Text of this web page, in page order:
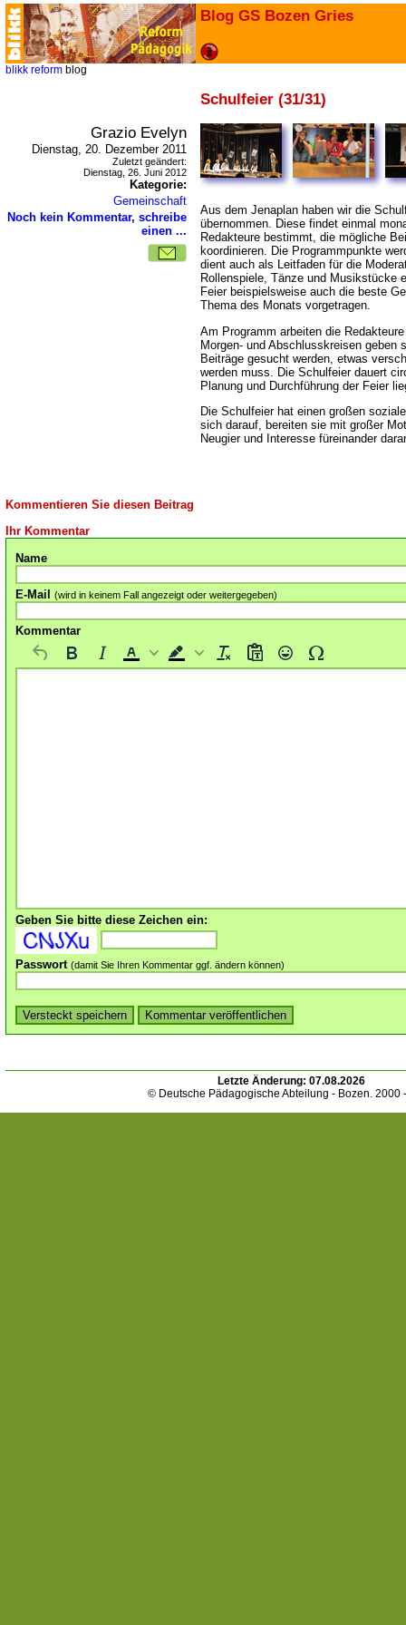
Blog GS Bozen Gries
blikk reform blog
Schulfeier (31/31)
Grazio Evelyn
Dienstag, 20. Dezember 2011
Zuletzt geändert:
Dienstag, 26. Juni 2012
Kategorie:
Gemeinschaft
Noch kein Kommentar, schreibe
einen ...
Aus dem Jenaplan haben wir die
übernommen. Diese findet einmal
Redakteure bestimmt, die mögliche
koordinieren. Die Programmpunkte
dient auch als Leitfaden für die
Rollenspiele, Tänze und Musikstücke
Feier beispielsweise auch die beste
Thema des Monats vorgetragen.
Am Programm arbeiten die
Morgen- und Abschlusskreisen geben
Beiträge gesucht werden, etwas
werden muss. Die Schulfeier dauert
Planung und Durchführung der Feier
Die Schulfeier hat einen großen
sich darauf, bereiten sie mit großer
Neugier und Interesse füreinander
Kommentieren Sie diesen Beitrag
Ihr Kommentar
Name
E-Mail (wird in keinem Fall angezeigt oder weitergegeben)
Kommentar
Geben Sie bitte diese Zeichen ein:
Passwort (damit Sie Ihren Kommentar ggf. ändern können)
Letzte Änderung: 07.08.2026
© Deutsche Pädagogische Abteilung - Bozen. 2000